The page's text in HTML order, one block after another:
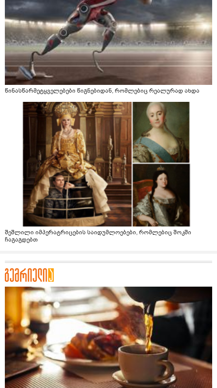
წინასწარმეტყველებები წიგნებიდან, რომლებიც რეალურად ახდა
შეშლილი იმპერატრიცების საიდუმლოებები, რომლებიც შოკში
ჩაგაგდებთ